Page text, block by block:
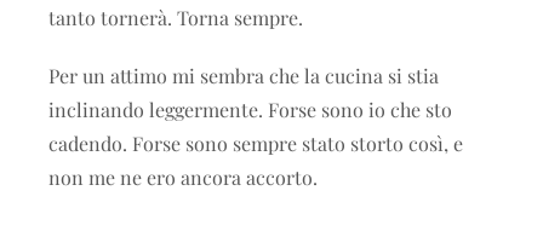
tanto tornerà. Torna sempre.
Per un attimo mi sembra che la cucina si stia
inclinando leggermente. Forse sono io che sto
cadendo. Forse sono sempre stato storto così, e
non me ne ero ancora accorto.